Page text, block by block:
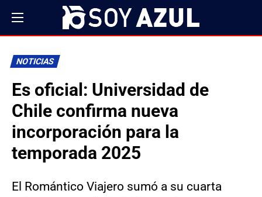
NOTICIAS
Es oficial: Universidad de
Chile confirma nueva
incorporación para la
temporada 2025
El Romántico Viajero sumó a su cuarta